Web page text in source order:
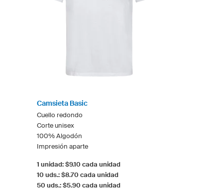
Camsieta Basic
Cuello redondo
Corte unisex
100% Algodón
Impresión aparte
1 unidad: $9.10 cada unidad
10 uds.: $8.70 cada unidad
50 uds.: $5.90 cada unidad